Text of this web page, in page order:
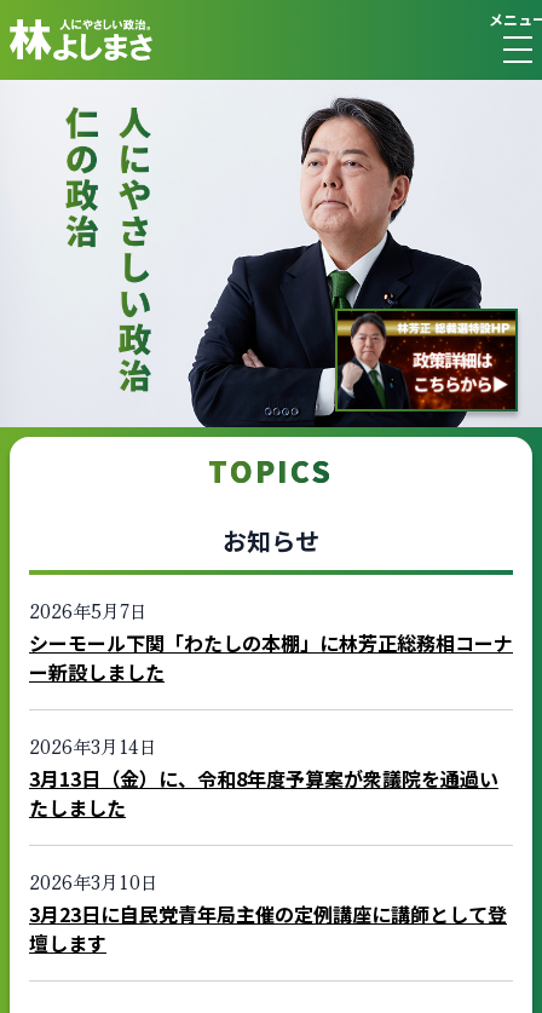
メニュ
TOPICS
お知らせ
2026年5月7日
シーモール下関「わたしの本棚」に林芳正総務相コーナ
ー新設しました
2026年3月14日
3月13日（金）に、令和8年度予算案が衆議院を通過い
たしました
2026年3月10日
3月23日に自民党青年局主催の定例講座に講師として登
壇します